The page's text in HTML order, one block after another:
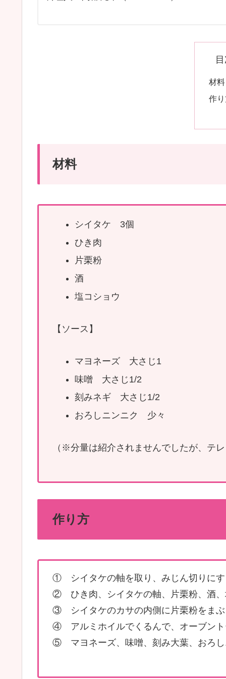
材料
作
材料
シイタケ 3個
ひき肉
片栗粉
酒
塩コショウ
【ソース】
マヨネーズ 大さじ1
味噌 大さじ1/2
刻みネギ 大さじ1/2
おろしニンニク 少々
（※分量は紹介されませんでしたが、テ
作り方
① シイタケの軸を取り、みじん切りにす
② ひき肉、シイタケの軸、片栗粉、酒、
③ シイタケのカサの内側に片栗粉をま
④ アルミホイルでくるんで、オーブント
⑤ マヨネーズ、味噌、刻み大葉、おろし